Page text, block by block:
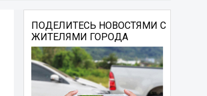
ПОДЕЛИТЕСЬ НОВОСТЯМИ С
ЖИТЕЛЯМИ ГОРОДА